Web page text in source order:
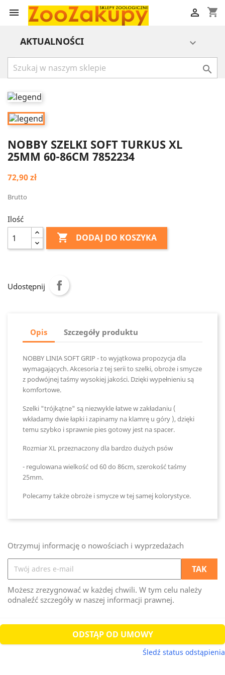
 shopping_cart

AKTUALNOŚCI 

NOBBY SZELKI SOFT TURKUS XL
25MM 60-86CM 7852234
72,90 zł
Brutto
Ilość
 DODAJ DO KOSZYKA
Udostępnij
Opis Szczegóły produktu
NOBBY LINIA SOFT GRIP - to wyjątkowa propozycja dla
wymagających. Akcesoria z tej serii to szelki, obroże i smycze
z podwójnej taśmy wysokiej jakości. Dzięki wypełnieniu są
komfortowe.
Szelki "trójkątne" są niezwykle łatwe w zakładaniu (
wkładamy dwie łapki i zapinamy na klamrę u góry ), dzięki
temu szybko i sprawnie pies gotowy jest na spacer.
Rozmiar XL przeznaczony dla bardzo dużych psów
- regulowana wielkość od 60 do 86cm, szerokość taśmy
25mm.
Polecamy także obroże i smycze w tej samej kolorystyce.
Otrzymuj informację o nowościach i wyprzedażach
Możesz zrezygnować w każdej chwili. W tym celu należy
odnaleźć szczegóły w naszej informacji prawnej.
ODSTĄP OD UMOWY
Śledź status odstąpienia